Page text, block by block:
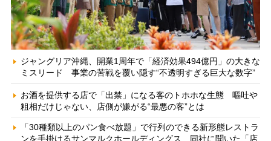
ジャングリア沖縄、開業1周年で「経済効果494億円」の大きな
ミスリード 事業の苦戦を覆い隠す“不透明すぎる巨大な数字”
お酒を提供する店で「出禁」になる客のトホホな生態 嘔吐や
粗相だけじゃない、店側が嫌がる“最悪の客”とは
「30種類以上のパン食べ放題」で行列のできる新形態レストラ
ンを手掛けるサンマルクホールディングス 同社に聞いた「店